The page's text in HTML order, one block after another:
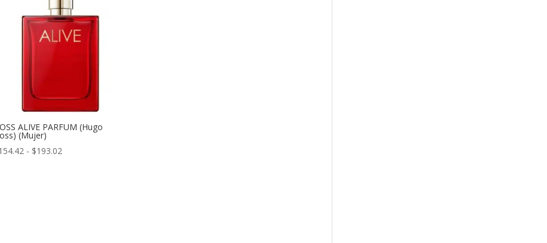
hasta
$48.39
ALIVE PARFUM (Hugo
(Mujer)
- $193.02Rango